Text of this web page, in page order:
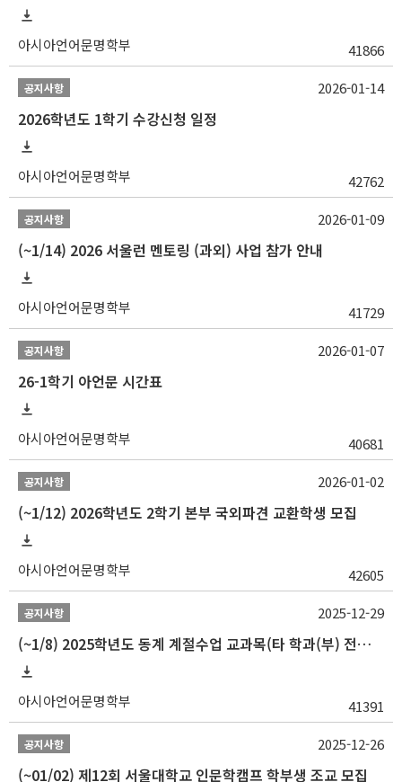
아시아언어문명학부 41866
공지사항
2026학년도 1학기 수강신청 일정
아시아언어문명학부 42762
2026-01-14
공지사항
(~1/14) 2026 서울런 멘토링 (과외) 사업 참가 안내
아시아언어문명학부 41729
2026-01-09
공지사항
26-1학기 아언문 시간표
아시아언어문명학부 40681
2026-01-07
공지사항
(~1/12) 2026학년도 2학기 본부 국외파견 교환학생 모집
아시아언어문명학부 42605
2026-01-02
공지사항
(~1/8) 2025학년도 동계 계절수업 교과목(타 학과(부) 전공 및 교양) 성적평가방법 선택제 신청 안내
아시아언어문명학부 41391
2025-12-29
공지사항
(~01/02) 제12회 서울대학교 인문학캠프 학부생 조교 모집
2025-12-26